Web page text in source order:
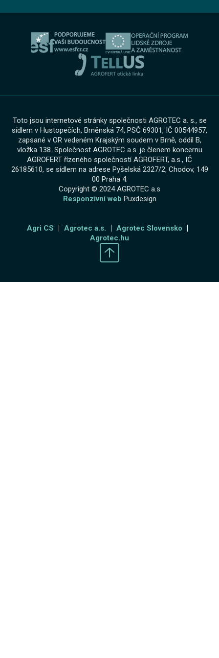
Servis AGROTEC Group
Zimní servisní akce
Cookies
Toto jsou internetové stránky společnosti AGROTEC a. s., se
sídlem v Hustopečích, Brněnská 74, PSČ 69301, IČ 00544957,
zapsané v OR vedeném Krajským soudem v Brně, oddíl B,
vložka 138. Společnost AGROTEC a.s. je členem koncernu
AGROFERT řízeného společností AGROFERT, a.s., IČ
26185610, se sídlem na adrese Pyšelská 2327/2, Chodov, 149
00 Praha 4.
Copyright © 2024 AGROTEC a.s
Responzivní web Puxdesign
Agri CS Agrotec a.s.
Agrotec Slovensko
Agrotec.hu